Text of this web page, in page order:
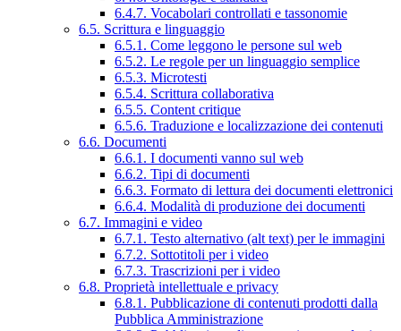
6.4.7. Vocabolari controllati e tassonomie
6.5. Scrittura e linguaggio
6.5.1. Come leggono le persone sul web
6.5.2. Le regole per un linguaggio semplice
6.5.3. Microtesti
6.5.4. Scrittura collaborativa
6.5.5. Content critique
6.5.6. Traduzione e localizzazione dei contenuti
6.6. Documenti
6.6.1. I documenti vanno sul web
6.6.2. Tipi di documenti
6.6.3. Formato di lettura dei documenti elettronici
6.6.4. Modalità di produzione dei documenti
6.7. Immagini e video
6.7.1. Testo alternativo (alt text) per le immagini
6.7.2. Sottotitoli per i video
6.7.3. Trascrizioni per i video
6.8. Proprietà intellettuale e privacy
6.8.1. Pubblicazione di contenuti prodotti dalla
Pubblica Amministrazione